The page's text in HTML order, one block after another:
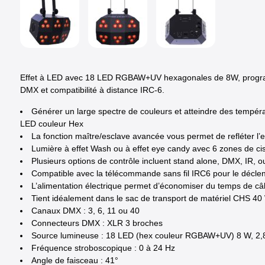
Effet à LED avec 18 LED RGBAW+UV hexagonales de 8W,
DMX et compatibilité à distance IRC-6.
Générer un large spectre de couleurs et atteindre des
LED couleur Hex
La fonction maître/esclave avancée vous permet de refléter
Lumière à effet Wash ou à effet eye candy avec 6 zones de
Plusieurs options de contrôle incluent stand alone, DMX, IR,
Compatible avec la télécommande sans fil IRC6 pour le
L’alimentation électrique permet d’économiser du temps de
Tient idéalement dans le sac de transport de matériel CHS 40
Canaux DMX : 3, 6, 11 ou 40
Connecteurs DMX : XLR 3 broches
Source lumineuse : 18 LED (hex couleur RGBAW+UV) 8 W,
Fréquence stroboscopique : 0 à 24 Hz
Angle de faisceau : 41°